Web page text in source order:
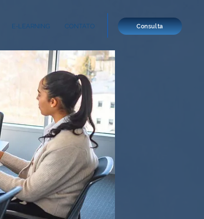
E-LEARNING CONTATO Consulta